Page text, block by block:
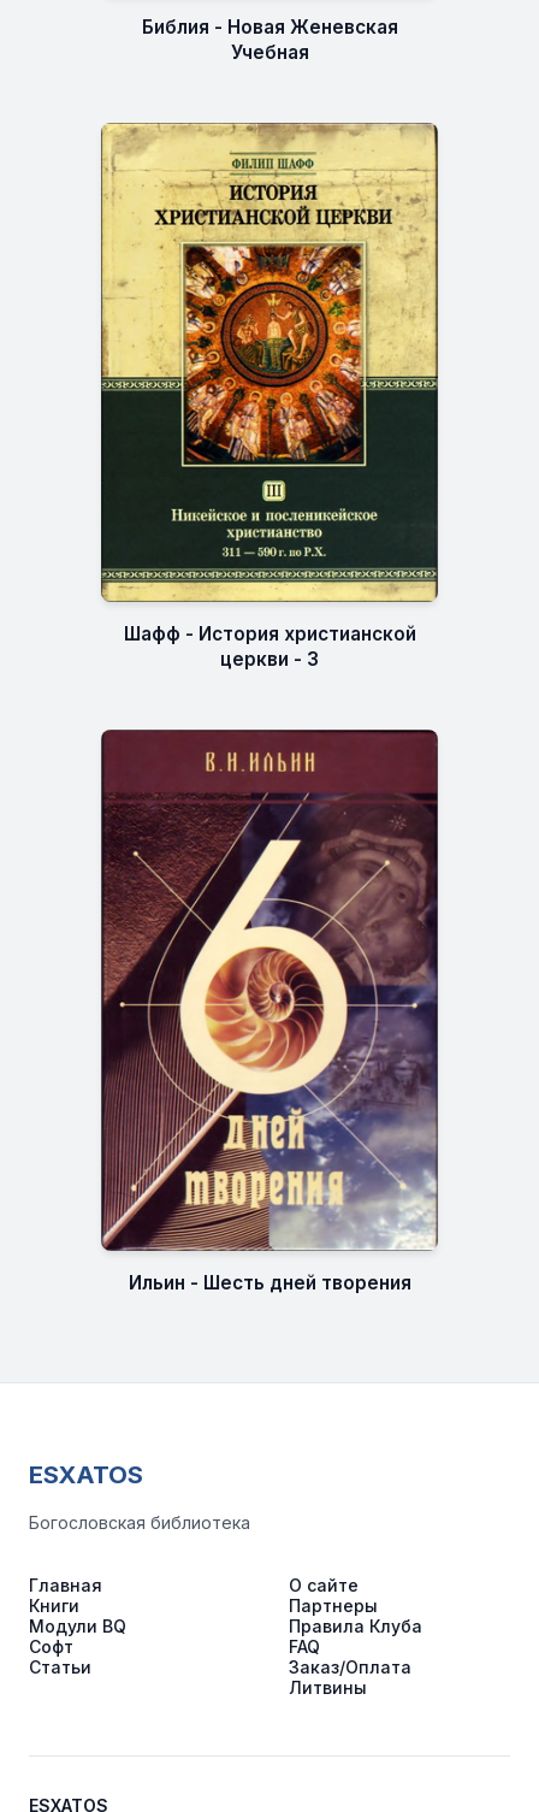
Библия - Новая Женевская
Учебная
Шафф - История христианской
церкви - 3
Ильин - Шесть дней творения
ESXATOS
Богословская библиотека
Главная
Книги
Модули BQ
Софт
Статьи
О сайте
Партнеры
Правила Клуба
FAQ
Заказ/Оплата
Литвины
ESXATOS